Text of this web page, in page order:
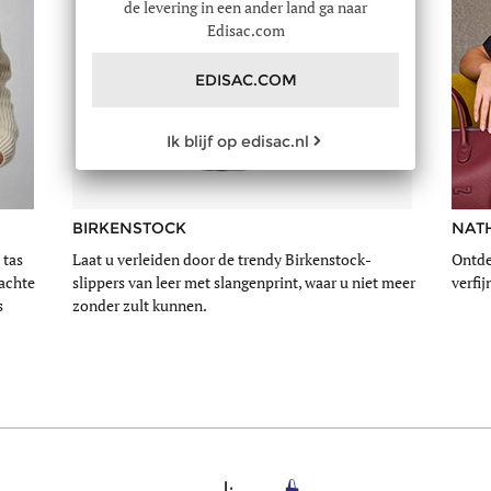
BIRKENSTOCK
Laat u verleiden door de trendy Birkenstock-
slippers van leer met slangenprint, waar u niet meer
zonder zult kunnen.
de levering in een ander land ga naar
Edisac.com
EDISAC.COM
Ik blijf op edisac.nl